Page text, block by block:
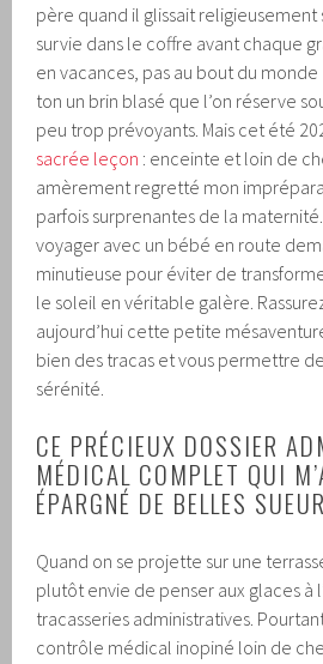
père quand il glissait religieusement
survie dans le coffre avant chaque
en vacances, pas au bout du monde
ton un brin blasé que l’on réserve
peu trop prévoyants. Mais cet été
sacrée leçon : enceinte et loin de
amèrement regretté mon
parfois surprenantes de la
voyager avec un bébé en route
minutieuse pour éviter de
le soleil en véritable galère.
aujourd’hui cette petite
bien des tracas et vous permettre
sérénité.
CE PRÉCIEUX DOSSIER
MÉDICAL COMPLET QUI
ÉPARGNÉ DE BELLES
Quand on se projette sur une
plutôt envie de penser aux glaces à
tracasseries administratives.
contrôle médical inopiné loin de